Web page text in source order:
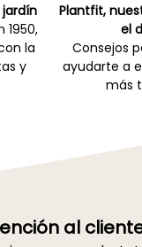
jardín
1950,
la
y
Plantfit,
el
Consejos
ayudarte a
más
al